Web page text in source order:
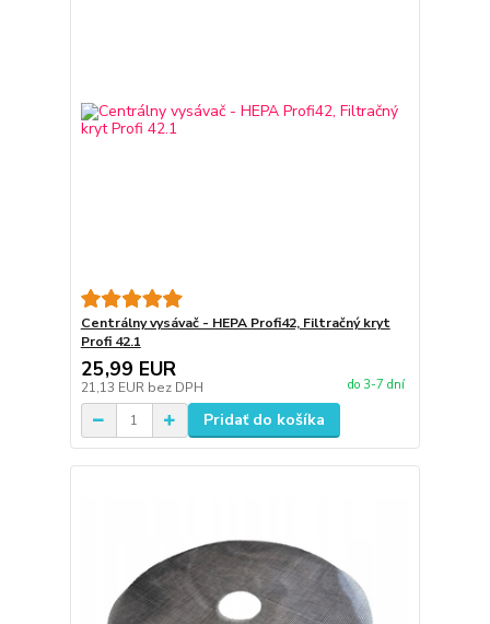
Centrálny vysávač - HEPA Profi42, Filtračný kryt
Profi 42.1
25,99 EUR
21,13 EUR bez DPH do 3-7 dní
Pridať do košíka